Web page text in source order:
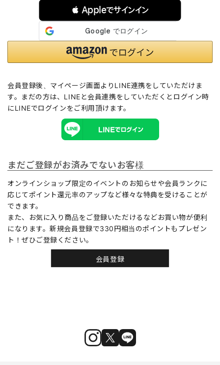
 Appleでサインイン
会員登録後、マイページ画面よりLINE連携をしていただけま
す。まだの方は、 LINEと会員連携をしていただくとログイン時
にLINEでログインをご利用頂けます。
まだご登録がお済みでないお客様
オンラインショップ限定のイベントのお知らせや会員ランクに
応じてポイント還元率のアップなど様々な特典を受けることが
できます。
また、お気に入り商品をご登録いただけるなどお買い物が便利
になります。新規会員登録で330円相当のポイントもプレゼン
ト！ぜひご登録ください。
会員登録